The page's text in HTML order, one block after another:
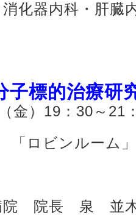
化器内科・肝
子標的治療研
金）19：30～21
「ロビンルーム」
院 院長 泉 並